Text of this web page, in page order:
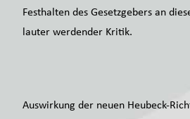
Festhalten des Gesetzgebers an
lauter werdender Kritik.
Auswirkung der neuen Heubeck-